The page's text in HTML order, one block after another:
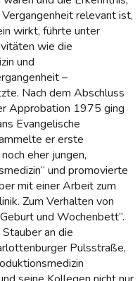
relevant ist,
wirkt, führte unter
wie die
und
–
Nach dem Abschluss
Approbation 1975 ging
Evangelische
er erste
eher jungen,
und promovierte
mit einer Arbeit zum
Zum Verhalten von
und Wochenbett“.
an die
Pulsstraße,